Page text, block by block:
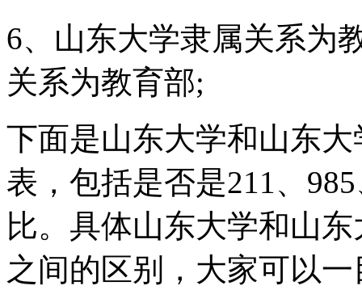
6、山东大学隶属关系为
关系为教育部;
下面是山东大学和山东
表，包括是否是211、
比。具体山东大学和山
之间的区别，大家可以